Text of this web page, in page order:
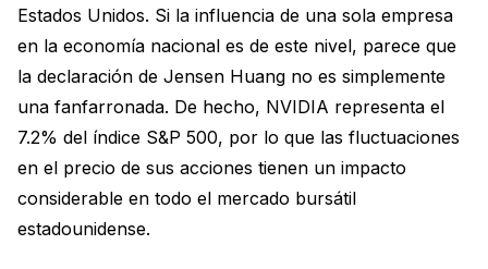
Estados Unidos. Si la influencia de una sola empresa
en la economía nacional es de este nivel, parece que
la declaración de Jensen Huang no es simplemente
una fanfarronada. De hecho, NVIDIA representa el
7.2% del índice S&P 500, por lo que las fluctuaciones
en el precio de sus acciones tienen un impacto
considerable en todo el mercado bursátil
estadounidense.